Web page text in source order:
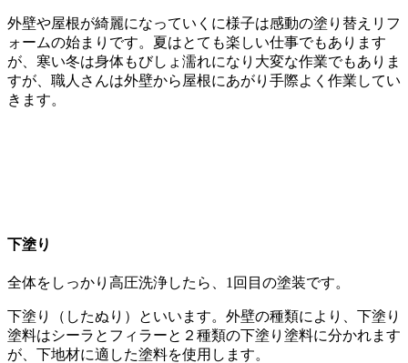
外壁や屋根が綺麗になっていくに様子は感動の塗り替えリフ
ォームの始まりです。夏はとても楽しい仕事でもあります
が、寒い冬は身体もびしょ濡れになり大変な作業でもありま
すが、職人さんは外壁から屋根にあがり手際よく作業してい
きます。
下塗り
全体をしっかり高圧洗浄したら、1回目の塗装です。
下塗り（したぬり）といいます。外壁の種類により、下塗り
塗料はシーラとフィラーと２種類の下塗り塗料に分かれます
が、下地材に適した塗料を使用します。